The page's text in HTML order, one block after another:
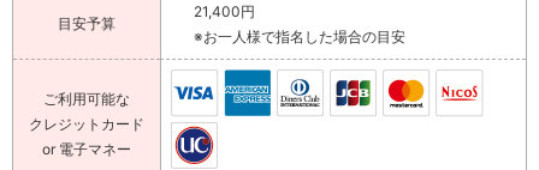
目安予算
21,400円
※お一人様で指名した場合の目安
ご利用可能な
クレジットカード
or 電子マネー